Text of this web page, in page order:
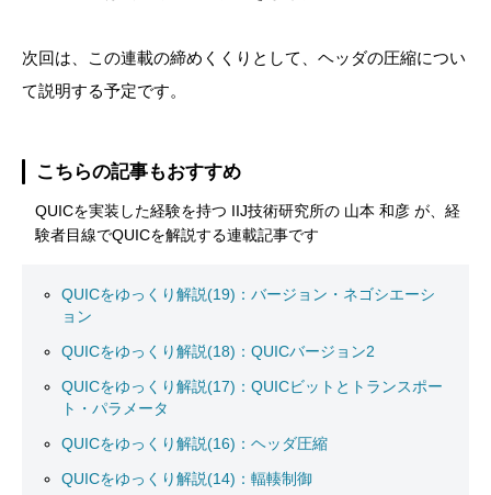
次回は、この連載の締めくくりとして、ヘッダの圧縮につい
て説明する予定です。
こちらの記事もおすすめ
QUICを実装した経験を持つ IIJ技術研究所の 山本 和彦 が、経
験者目線でQUICを解説する連載記事です
QUICをゆっくり解説(19)：バージョン・ネゴシエーシ
ョン
QUICをゆっくり解説(18)：QUICバージョン2
QUICをゆっくり解説(17)：QUICビットとトランスポー
ト・パラメータ
QUICをゆっくり解説(16)：ヘッダ圧縮
QUICをゆっくり解説(14)：輻輳制御